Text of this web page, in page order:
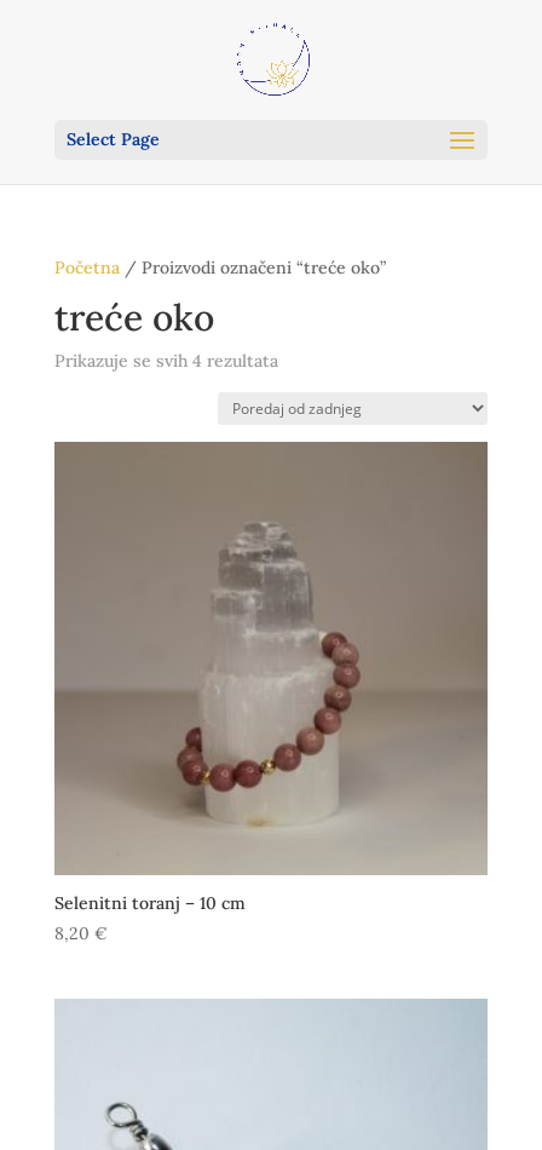
Select Page
Početna/ Proizvodi označeni “treće oko”
treće oko
Prikazuje se svih 4 rezultataPoredano
najnovijem
Selenitni toranj – 10 cm
8,20 €